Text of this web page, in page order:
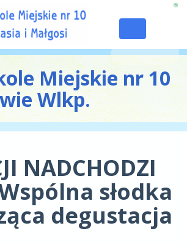
navigation
Miejskie nr 10
Wlkp.
NADCHODZI
słodka
degustacja